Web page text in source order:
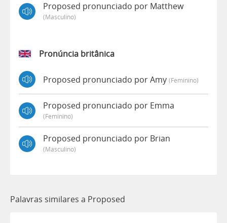
Proposed pronunciado por Matthew
(masculino)
Pronúncia britânica
Proposed pronunciado por Amy (feminino)
Proposed pronunciado por Emma
(feminino)
Proposed pronunciado por Brian
(masculino)
Palavras similares a Proposed